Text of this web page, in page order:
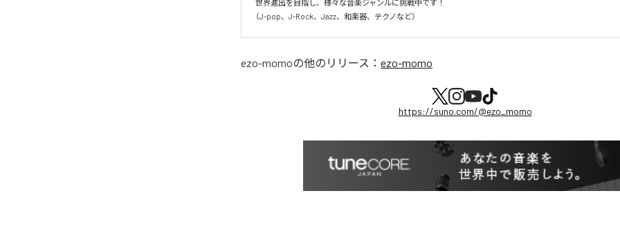
世界進出を目指し、様々な音楽ジャンルに挑戦中です！
（J-pop、J-Rock、Jazz、和楽器、テクノなど）
ezo-momoの他のリリース： ezo-momo
https://suno.com/@ezo_momo